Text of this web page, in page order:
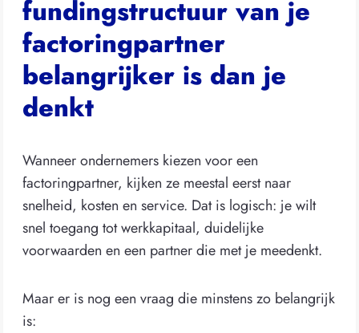
fundingstructuur van je
factoringpartner
belangrijker is dan je
denkt
Wanneer ondernemers kiezen voor een
factoringpartner, kijken ze meestal eerst naar
snelheid, kosten en service. Dat is logisch: je wilt
snel toegang tot werkkapitaal, duidelijke
voorwaarden en een partner die met je meedenkt.
Maar er is nog een vraag die minstens zo belangrijk
is: